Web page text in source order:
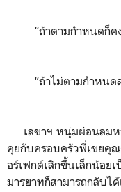
“ถ้าตามกำหนดก็ค
“ถ้าไม่ตามกำหนด
เลขาฯ หนุ่มผ่อนลมห
คุยกับครอบครัวพี่เขย
อร์เฟกต์เลิกขึ้นเล็กน้อย
มารยาทก็สามารถกลับไ